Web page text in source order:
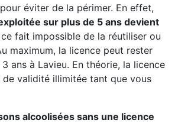
éviter de la périmer. En effet,
sur plus de 5 ans devient
fait impossible de la réutiliser ou
maximum, la licence peut rester
ans à Lavieu. En théorie, la licence
de validité illimitée tant que vous
alcoolisées sans une licence